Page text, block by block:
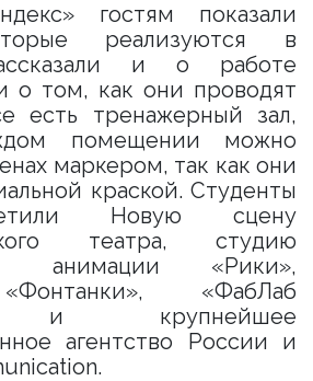
гостям показали
реализуются в
и о работе
о том, как они проводят
есть тренажерный зал,
помещении можно
маркером, так как они
краской. Студенты
Новую сцену
театра, студию
анимации «Рики»,
«ФабЛаб
и крупнейшее
агентство России и